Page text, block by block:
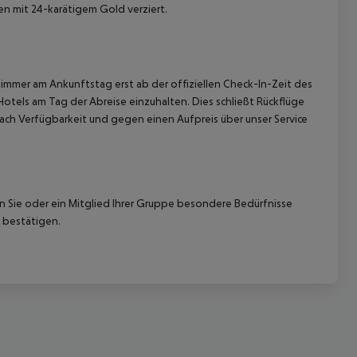
mit 24-karätigem Gold verziert.
am Ankunftstag erst ab der offiziellen Check-In-Zeit des
am Tag der Abreise einzuhalten. Dies schließt Rückflüge
Verfügbarkeit und gegen einen Aufpreis über unser Service
oder ein Mitglied Ihrer Gruppe besondere Bedürfnisse
bestätigen.